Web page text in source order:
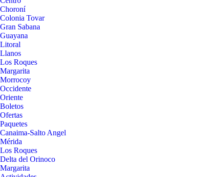
Choroní
Colonia Tovar
Gran Sabana
Guayana
Litoral
Llanos
Los Roques
Margarita
Morrocoy
Occidente
Oriente
Boletos
Ofertas
Paquetes
Canaima-Salto Angel
Mérida
Los Roques
Delta del Orinoco
Margarita